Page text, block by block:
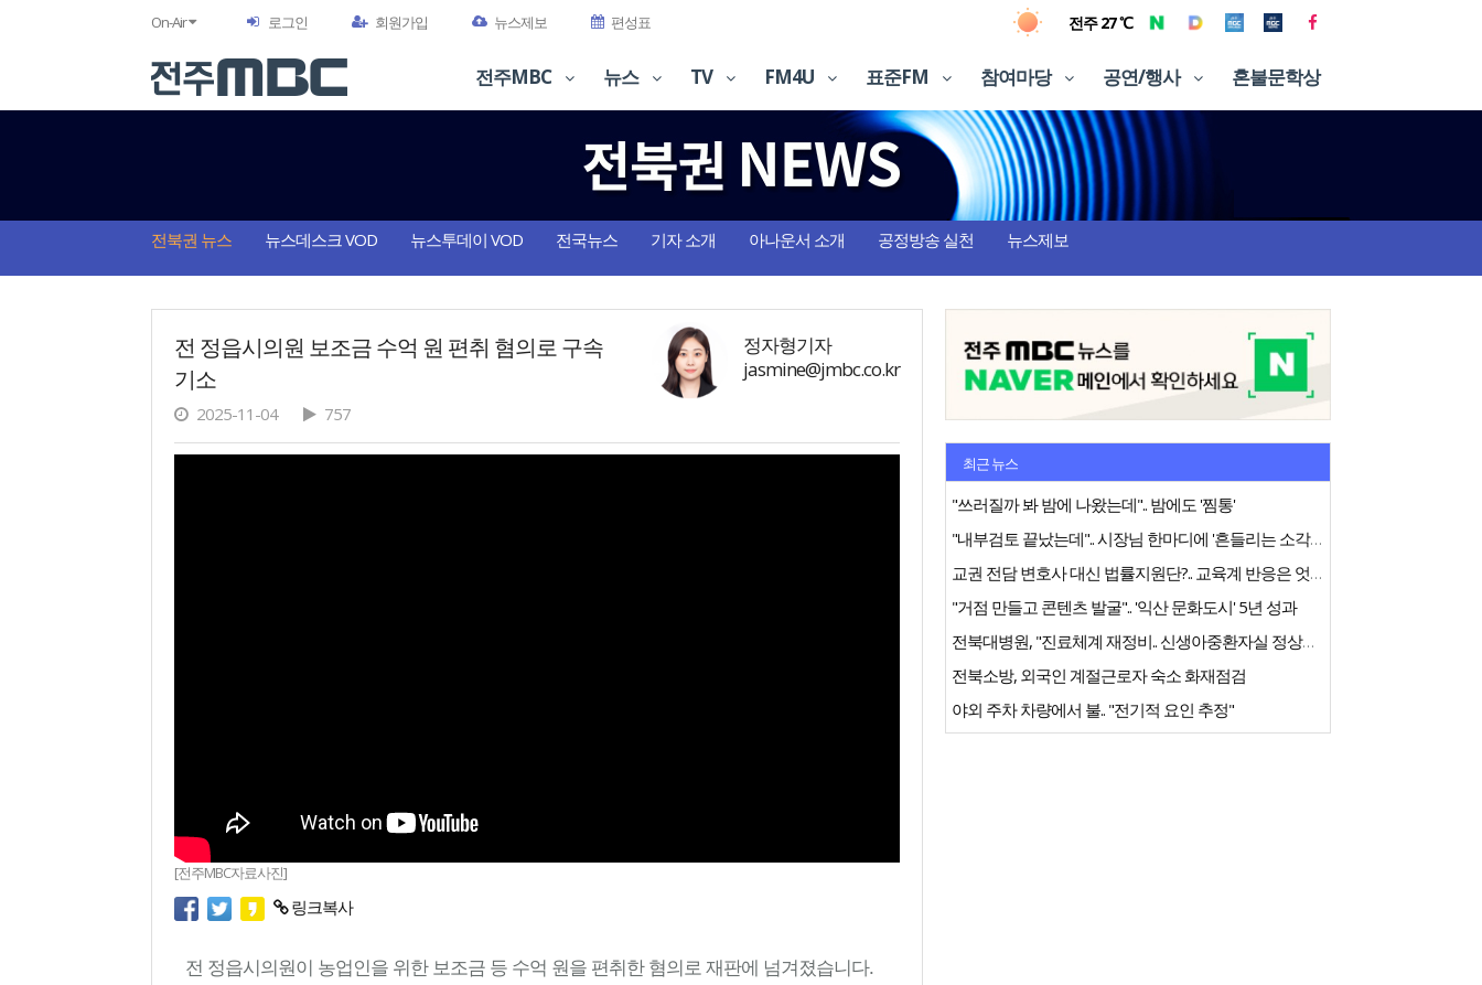
On-Air 로그인 회원가입 뉴스제보 편성표 전주 27 ℃
전주MBC 뉴스 TV FM4U 표준FM 참여마당 공연/행사 혼불문학상
전북권 뉴스 뉴스데스크 VOD 뉴스투데이 VOD 전국뉴스 기자 소개 아나운서 소개 공정방송 실천 뉴스제보
전 정읍시의원 보조금 수억 원 편취 혐의로 구속
기소
2025-11-04 757
정자형기자
jasmine@jmbc.co.kr
[전주MBC자료사진]
링크복사
전 정읍시의원이 농업인을 위한 보조금 등 수억 원을 편취한 혐의로 재판에 넘겨졌습니다.
최근 뉴스
"쓰러질까 봐 밤에 나왔는데".. 밤에도 '찜통'
"내부검토 끝났는데".. 시장님 한마디에 '흔들리는 소각장'
교권 전담 변호사 대신 법률지원단?.. 교육계 반응은 엇갈려
"거점 만들고 콘텐츠 발굴".. '익산 문화도시' 5년 성과
전북대병원, "진료체계 재정비.. 신생아중환자실 정상화 노력"
전북소방, 외국인 계절근로자 숙소 화재점검
야외 주차 차량에서 불.. "전기적 요인 추정"